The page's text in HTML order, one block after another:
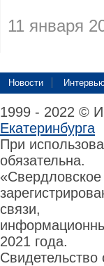
11 января
Новости
1999 - 2022 ©
Екатеринбурга
При
обязательна.
связи,
2021 года.